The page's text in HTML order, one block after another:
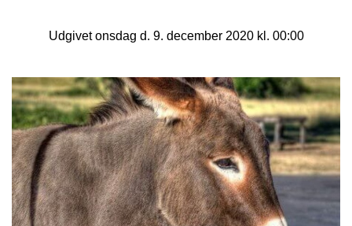
Udgivet onsdag d. 9. december 2020 kl. 00:00